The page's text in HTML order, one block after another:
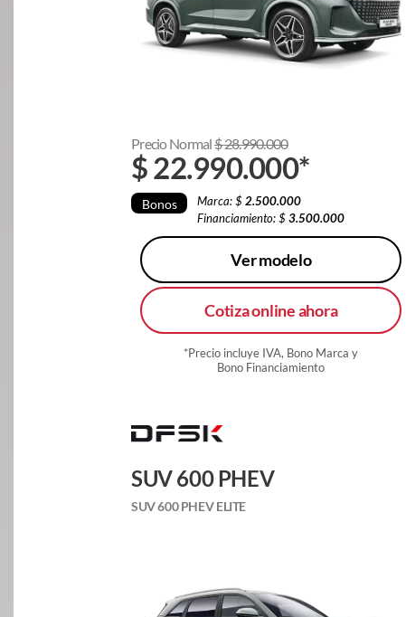
Precio Normal$28.990.000
$22.990.000*
Bonos Marca: $2.500.000
Financiamiento: $3.500.000
Ver modelo
Cotiza online ahora
*Precio incluye IVA, Bono Marca y
Bono Financiamiento
SUV 600 PHEV
SUV 600 PHEV ELITE